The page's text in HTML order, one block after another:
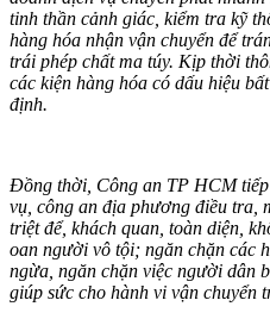
tinh thần cảnh giác, kiểm tra kỹ
hàng hóa nhận vận chuyển để
trái phép chất m‌a tú‌y. Kịp thời
các kiện hàng hóa có dấu hiệu
định.
Đồng thời, Công an TP HCM
vụ, công an địa phương điều tra,
triệt để, khách quan, toàn diện,
oan người vô tội; ngăn chặn các
ngừa, ngăn chặn việc người dân
giúp sức cho hành vi vận chuyển